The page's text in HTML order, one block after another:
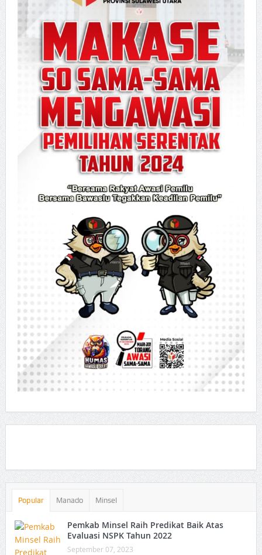
Popular Manado Minsel
Pemkab Minsel Raih Predikat Baik Atas
Evaluasi NSPK Tahun 2022
September 07, 2023